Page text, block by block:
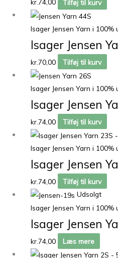
kr.74,00 Tilføj til kurv
Isager Jensen Yarn i 100%
Isager Jensen
kr.70,00 Tilføj til kurv
Isager Jensen Yarn i 100%
Isager Jensen
kr.74,00 Tilføj til kurv
Isager Jensen Yarn i 100%
Isager Jensen
kr.74,00
Tilføj til kurv
Udsolgt
Isager Jensen Yarn i 100%
Isager Jensen
kr.74,00 Læs mere